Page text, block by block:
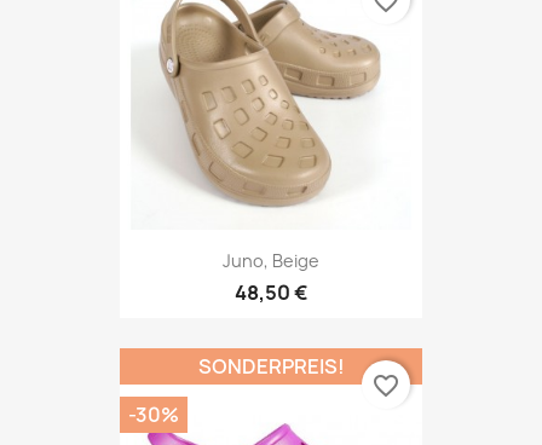
Juno, Beige
48,50 €
SONDERPREIS!
-30%
favorite_border